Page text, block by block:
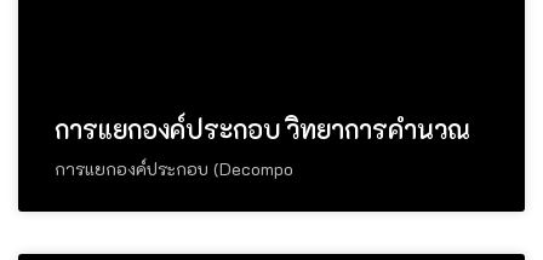
การแยกองค์ประกอบ วิทยาการคำนวณ
การแยกองค์ประกอบ (Decompo